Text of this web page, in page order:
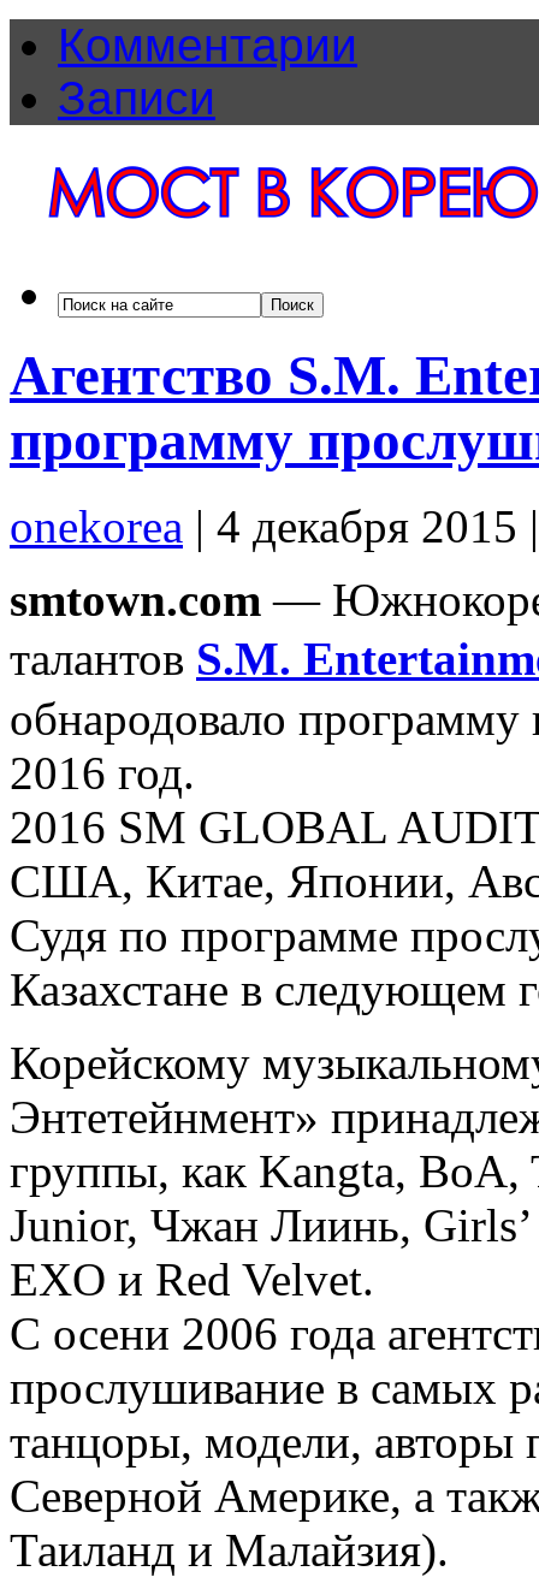
Комментарии
Записи
Агентство S.M.
программу
onekorea | 4 декабря 2015
smtown.com —
талантов S.M.
обнародовало программу
2016 год.
2016 SM GLOBAL
США, Китае, Японии,
Судя по программе
Казахстане в следующем
Корейскому
Энтетейнмент»
группы, как Kangta,
Junior, Чжан Лиинь,
EXO и Red Velvet.
С осени 2006 года
прослушивание в самых
танцоры, модели, авторы
Северной Америке, а
Таиланд и Малайзия).